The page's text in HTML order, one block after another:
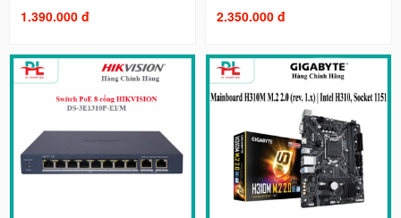
1.390.000 đ 2.350.000 đ